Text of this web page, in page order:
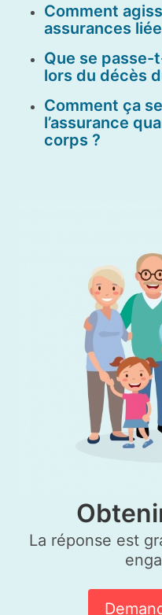
Comment
assurances
Que se passe-
lors du décès
Comment ça
l’assurance
corps ?
La réponse est